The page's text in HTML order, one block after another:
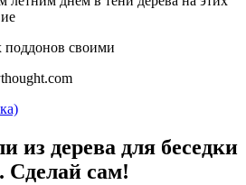
дерева для беседки
Сделай сам!